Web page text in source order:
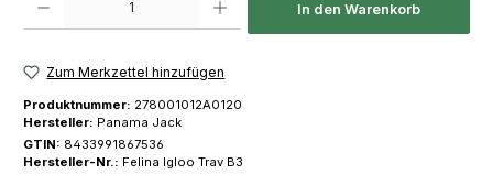
In den Warenkorb
Zum Merkzettel hinzufügen
Produktnummer: 278001012A0120
Hersteller: Panama Jack
GTIN: 8433991867536
Hersteller-Nr.: Felina Igloo Trav B3